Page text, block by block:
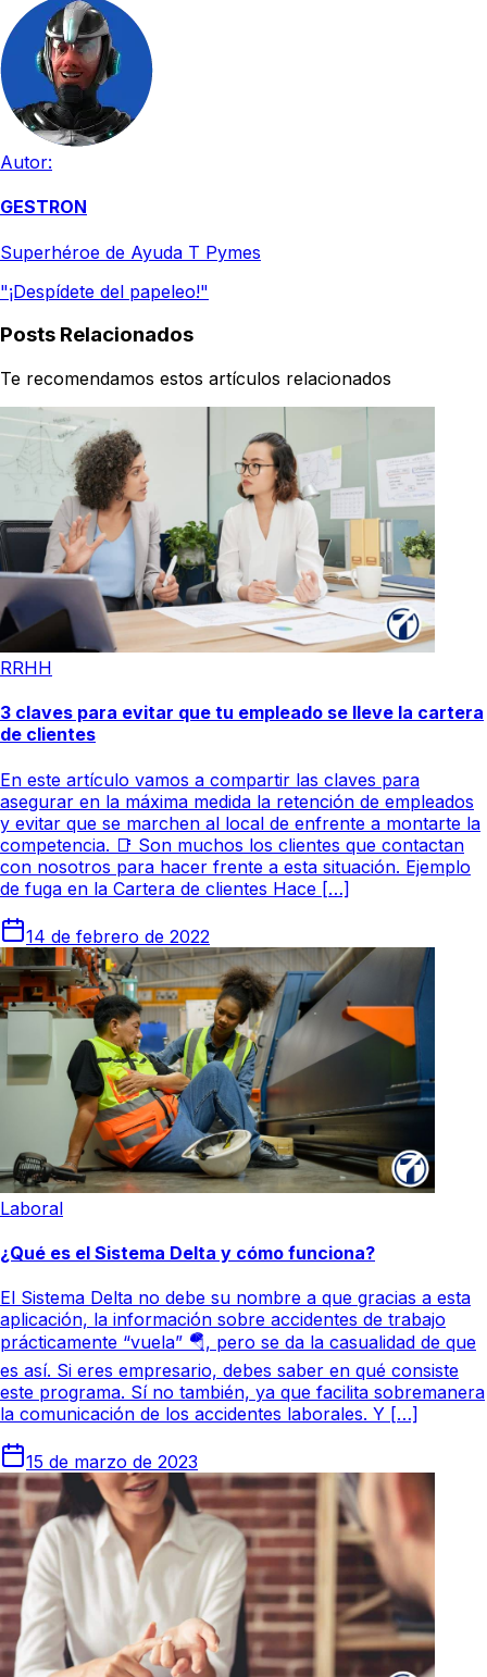
Autor:
GESTRON
Superhéroe de Ayuda T Pymes
"¡Despídete del papeleo!"
Posts Relacionados
Te recomendamos estos artículos relacionados
RRHH
3 claves para evitar que tu empleado se lleve la cartera
de clientes
En este artículo vamos a compartir las claves para
asegurar en la máxima medida la retención de empleados
y evitar que se marchen al local de enfrente a montarte la
competencia. 📑 Son muchos los clientes que contactan
con nosotros para hacer frente a esta situación. Ejemplo
de fuga en la Cartera de clientes Hace […]
14 de febrero de 2022
Laboral
¿Qué es el Sistema Delta y cómo funciona?
El Sistema Delta no debe su nombre a que gracias a esta
aplicación, la información sobre accidentes de trabajo
prácticamente “vuela” 🪂, pero se da la casualidad de que
es así. Si eres empresario, debes saber en qué consiste
este programa. Sí no también, ya que facilita sobremanera
la comunicación de los accidentes laborales. Y […]
15 de marzo de 2023